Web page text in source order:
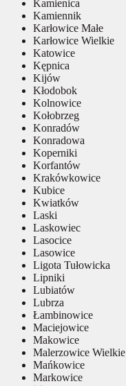
Kamienica
Kamiennik
Karłowice Małe
Karłowice Wielkie
Katowice
Kępnica
Kijów
Kłodobok
Kolnowice
Kołobrzeg
Konradów
Konradowa
Koperniki
Korfantów
Krakówkowice
Kubice
Kwiatków
Laski
Laskowiec
Lasocice
Lasowice
Ligota Tułowicka
Lipniki
Lubiatów
Lubrza
Łambinowice
Maciejowice
Makowice
Malerzowice Wielkie
Mańkowice
Markowice